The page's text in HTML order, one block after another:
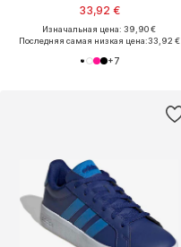
33,92 €
Изначальная цена: 39,90 €
Последняя самая низкая цена:33,92 €
+7